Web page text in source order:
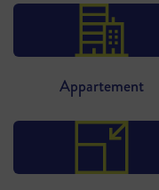
Appartement